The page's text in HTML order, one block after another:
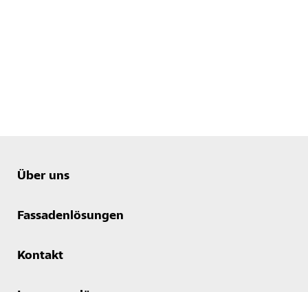
Über uns
Fassadenlösungen
Kontakt